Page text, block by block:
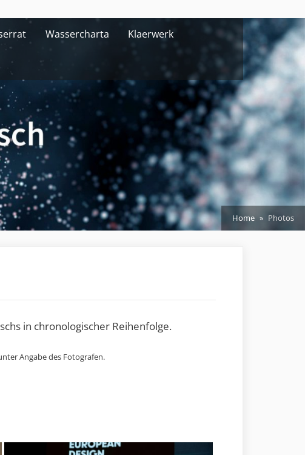
Wassercharta Klaerwerk
Home Photos
in chronologischer Reihenfolge.
Angabe des Fotografen.